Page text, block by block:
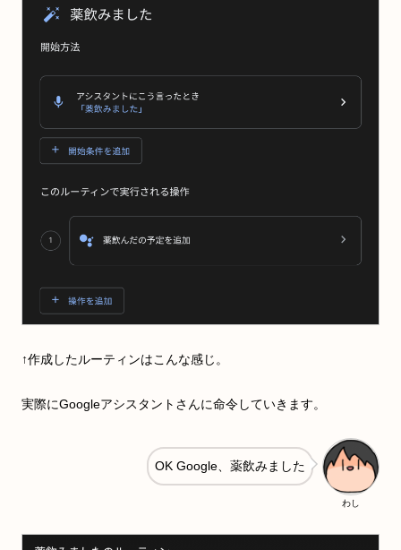
↑作成したルーティンはこんな感じ。
実際にGoogleアシスタントさんに命令していきます。
わし
OK Google、薬飲みました